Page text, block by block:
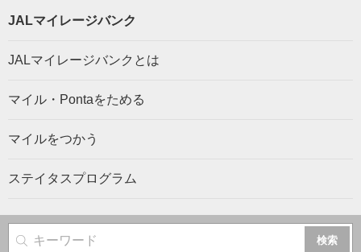
JALマイレージバンク
JALマイレージバンクとは
マイル・Pontaをためる
マイルをつかう
ステイタスプログラム
サイト内検索